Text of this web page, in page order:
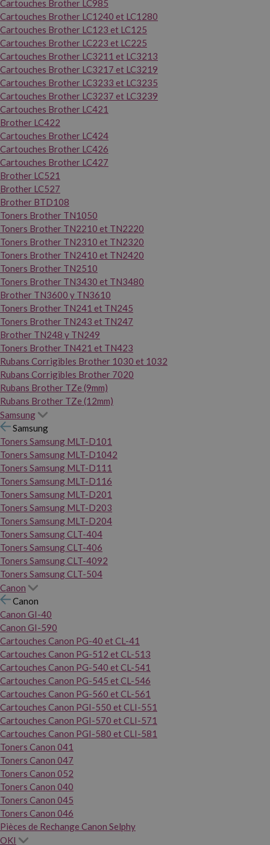
Cartouches Brother LC985
Cartouches Brother LC1240 et LC1280
Cartouches Brother LC123 et LC125
Cartouches Brother LC223 et LC225
Cartouches Brother LC3211 et LC3213
Cartouches Brother LC3217 et LC3219
Cartouches Brother LC3233 et LC3235
Cartouches Brother LC3237 et LC3239
Cartouches Brother LC421
Brother LC422
Cartouches Brother LC424
Cartouches Brother LC426
Cartouches Brother LC427
Brother LC521
Brother LC527
Brother BTD108
Toners Brother TN1050
Toners Brother TN2210 et TN2220
Toners Brother TN2310 et TN2320
Toners Brother TN2410 et TN2420
Toners Brother TN2510
Toners Brother TN3430 et TN3480
Brother TN3600 y TN3610
Toners Brother TN241 et TN245
Toners Brother TN243 et TN247
Brother TN248 y TN249
Toners Brother TN421 et TN423
Rubans Corrigibles Brother 1030 et 1032
Rubans Corrigibles Brother 7020
Rubans Brother TZe (9mm)
Rubans Brother TZe (12mm)
Samsung
Samsung
Toners Samsung MLT-D101
Toners Samsung MLT-D1042
Toners Samsung MLT-D111
Toners Samsung MLT-D116
Toners Samsung MLT-D201
Toners Samsung MLT-D203
Toners Samsung MLT-D204
Toners Samsung CLT-404
Toners Samsung CLT-406
Toners Samsung CLT-4092
Toners Samsung CLT-504
Canon
Canon
Canon GI-40
Canon GI-590
Cartouches Canon PG-40 et CL-41
Cartouches Canon PG-512 et CL-513
Cartouches Canon PG-540 et CL-541
Cartouches Canon PG-545 et CL-546
Cartouches Canon PG-560 et CL-561
Cartouches Canon PGI-550 et CLI-551
Cartouches Canon PGI-570 et CLI-571
Cartouches Canon PGI-580 et CLI-581
Toners Canon 041
Toners Canon 047
Toners Canon 052
Toners Canon 040
Toners Canon 045
Toners Canon 046
Pièces de Rechange Canon Selphy
OKI